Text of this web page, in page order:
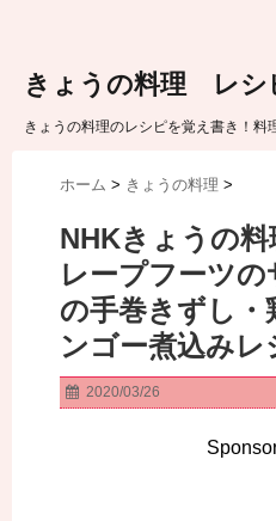
きょうの料理 レ
きょうの料理のレシピを覚え書き！料
ホーム > きょうの料理 >
NHKきょうの
レープフーツ
の手巻きずし・
ンゴー煮込み
2020/03/26